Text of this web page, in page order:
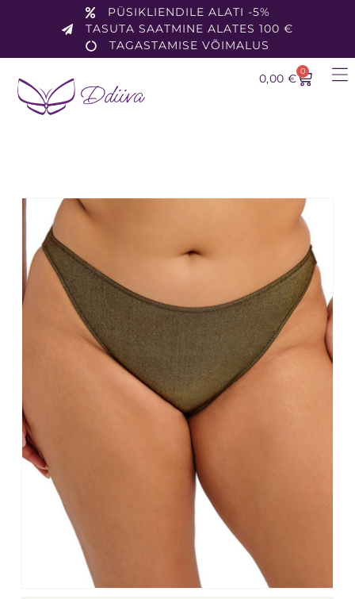
PÜSIKLIENDILE ALATI -5%
TASUTA SAATMINE ALATES 100 €
TAGASTAMISE VÕIMALUS
0,00 €
0